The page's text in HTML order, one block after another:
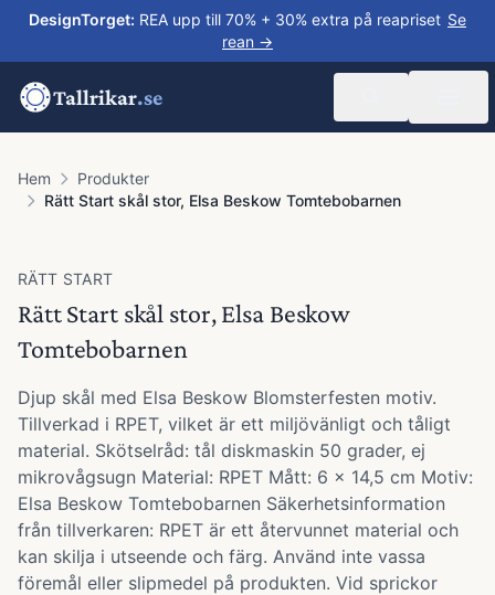
DesignTorget: REA upp till 70% + 30% extra på reapriset Se
rean →
Tallrikar.se
Hem
Produkter
Rätt Start skål stor, Elsa Beskow Tomtebobarnen
RÄTT START
Rätt Start skål stor, Elsa Beskow
Tomtebobarnen
Djup skål med Elsa Beskow Blomsterfesten motiv.
Tillverkad i RPET, vilket är ett miljövänligt och tåligt
material. Skötselråd: tål diskmaskin 50 grader, ej
mikrovågsugn Material: RPET Mått: 6 x 14,5 cm Motiv:
Elsa Beskow Tomtebobarnen Säkerhetsinformation
från tillverkaren: RPET är ett återvunnet material och
kan skilja i utseende och färg. Använd inte vassa
föremål eller slipmedel på produkten. Vid sprickor